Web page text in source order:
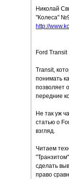
Николай
"Колеса"
http://
Ford Transit
Transit,
понимать
позволяет
передние
Не так уж
статью о
взгляд.
Читаем
сделать
право